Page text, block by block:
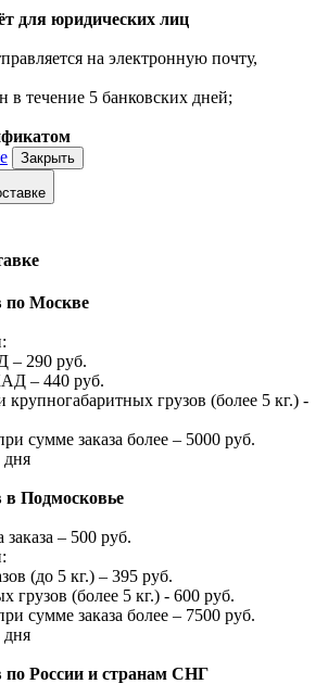
для юридических лиц
на электронную почту,
в течение 5 банковских дней;
Закрыть
по Москве
– 290 руб.
– 440 руб.
крупногабаритных грузов (более 5 кг.) -
сумме заказа более – 5000 руб.
дня
в Подмосковье
– 500 руб.
(до 5 кг.) – 395 руб.
грузов (более 5 кг.) - 600 руб.
сумме заказа более – 7500 руб.
дня
по России и странам СНГ